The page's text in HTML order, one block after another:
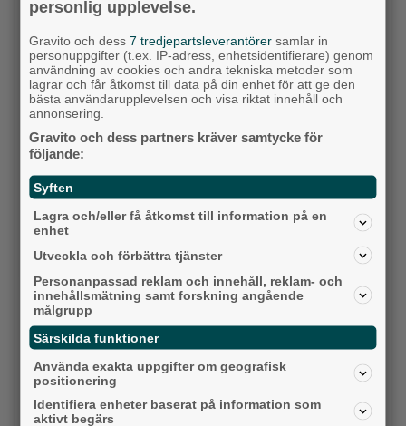
Krögarnas kamp när tågen står stilla: "Vi
försöker bara överleva”
personlig upplevelse.
Gravito och dess7 tredjepartsleverantörer samlar in
personuppgifter (t.ex. IP-adress, enhetsidentifierare) genom
användning av cookies och andra tekniska metoder som
lagrar och får åtkomst till data på din enhet för att ge den
bästa användarupplevelsen och visa riktat innehåll och
annonsering.
Gravito och dess partners kräver samtycke för
följande:
Syften
Lagra och/eller få åtkomst till information på en
enhet
Utveckla och förbättra tjänster
Personanpassad reklam och innehåll, reklam- och
innehållsmätning samt forskning angående
målgrupp
Särskilda funktioner
Använda exakta uppgifter om geografisk
positionering
Identifiera enheter baserat på information som
aktivt begärs